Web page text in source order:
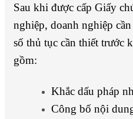
Sau khi được cấp Giấy
nghiệp, doanh nghiệp
số thủ tục cần thiết trước
gồm:
Khắc dấu pháp
Công bố nội